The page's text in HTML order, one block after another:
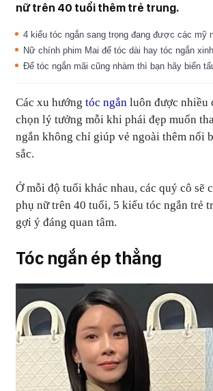
nữ trên 40 tuổi thêm trẻ trung.
4 kiểu tóc ngắn sang trọng đang được các mỹ
Nữ chính phim Mai để tóc dài hay tóc ngắn
Để tóc ngắn mãi cũng nhàm thì bạn hãy biến
Các xu hướng tóc ngắn luôn được nhiều
chọn lý tưởng mỗi khi phái đẹp muốn
ngắn không chỉ giúp vẻ ngoài thêm nổi
sắc.
Ở mỗi độ tuổi khác nhau, các quý cô
phụ nữ trên 40 tuổi, 5 kiểu tóc ngắn trẻ
gợi ý đáng quan tâm.
Tóc ngắn ép thẳng